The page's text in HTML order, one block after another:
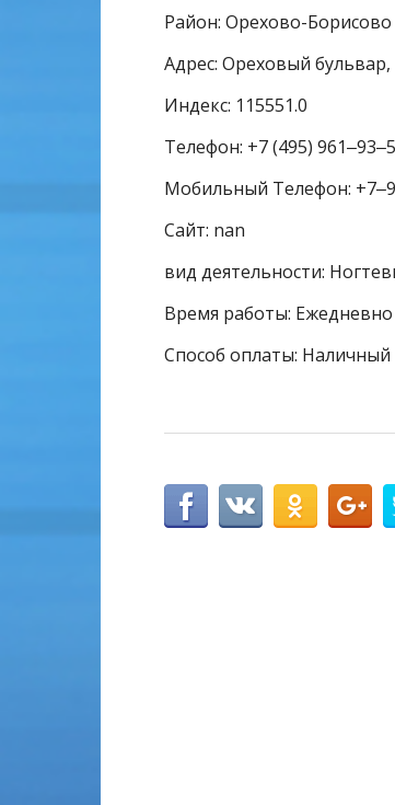
Район: Орехово-
Адрес: Ореховый бульвар,
Индекс: 115551.0
Телефон: +7 (495)
Мобильный Телефон:
Сайт: nan
вид деятельности:
Время работы: Ежедневно
Способ оплаты: Наличный